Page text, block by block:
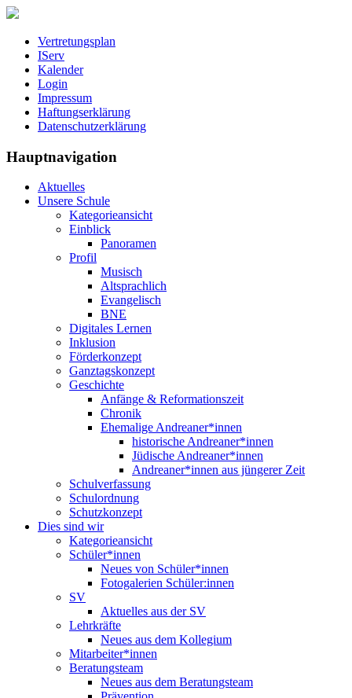
Vertretungsplan
IServ
Kalender
Login
Impressum
Haftungserklärung
Datenschutzerklärung
Hauptnavigation
Aktuelles
Unsere Schule
Kategorieansicht
Einblick
Panoramen
Profil
Musisch
Altsprachlich
Evangelisch
BNE
Digitales Lernen
Inklusion
Förderkonzept
Ganztagskonzept
Geschichte
Anfänge & Reformationszeit
Chronik
Ehemalige Andreaner*innen
historische Andreaner*innen
Jüdische Andreaner*innen
Andreaner*innen aus jüngerer Zeit
Schulverfassung
Schulordnung
Schutzkonzept
Dies sind wir
Kategorieansicht
Schüler*innen
Neues von Schüler*innen
Fotogalerien Schüler:innen
SV
Aktuelles aus der SV
Lehrkräfte
Neues aus dem Kollegium
Mitarbeiter*innen
Beratungsteam
Neues aus dem Beratungsteam